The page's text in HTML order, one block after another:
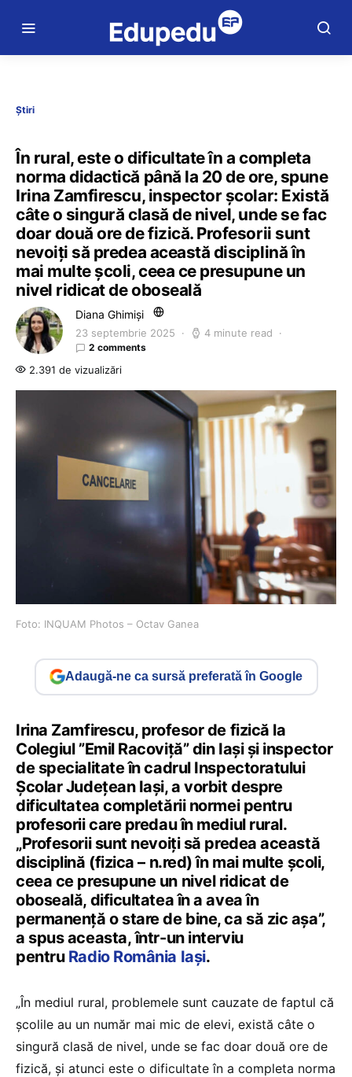
Știri
În rural, este o dificultate în a completa
norma didactică până la 20 de ore, spune
Irina Zamfirescu, inspector școlar: Există
câte o singură clasă de nivel, unde se fac
doar două ore de fizică. Profesorii sunt
nevoiți să predea această disciplină în
mai multe școli, ceea ce presupune un
nivel ridicat de oboseală
Diana Ghimiși
23 septembrie 2025 4 minute read
2 comments
2.391 de vizualizări
Foto: INQUAM Photos – Octav Ganea
Adaugă-ne ca sursă preferată în Google
Irina Zamfirescu, profesor de fizică la
Colegiul ”Emil Racoviță” din Iași și inspector
de specialitate în cadrul Inspectoratului
Școlar Județean Iași, a vorbit despre
dificultatea completării normei pentru
profesorii care predau în mediul rural.
„Profesorii sunt nevoiți să predea această
disciplină (fizica – n.red) în mai multe școli,
ceea ce presupune un nivel ridicat de
oboseală, dificultatea în a avea în
permanență o stare de bine, ca să zic așa”,
a spus aceasta, într-un interviu
pentru Radio România Iași.
„În mediul rural, problemele sunt cauzate de faptul că
școlile au un număr mai mic de elevi, există câte o
singură clasă de nivel, unde se fac doar două ore de
fizică, și atunci este o dificultate în a completa norma